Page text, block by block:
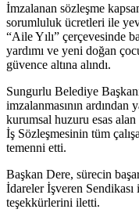
İmzalanan sözleşme
sorumluluk ücretleri ile
“Aile Yılı” çerçevesinde
yardımı ve yeni doğan
güvence altına alındı.
Sungurlu Belediye
imzalanmasının ardından
kurumsal huzuru esas
İş Sözleşmesinin tüm
temenni etti.
Başkan Dere, sürecin
İdareler İşveren
teşekkürlerini iletti.